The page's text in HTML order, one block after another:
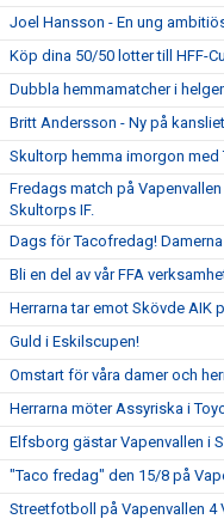
Joel Hansson - En ung
Köp dina 50/50 lotter till HFF-
Dubbla hemmamatcher i
Britt Andersson - Ny på
Skultorp hemma imorgon med
Fredags match på
Skultorps IF.
Dags för Tacofredag!
Bli en del av vår FFA
Herrarna tar emot Skövde AIK
Guld i Eskilscupen!
Omstart för våra damer och
Herrarna möter Assyriska i
Elfsborg gästar Vapenvallen i
"Taco fredag" den 15/8 på
Streetfotboll på Vapenvallen 4